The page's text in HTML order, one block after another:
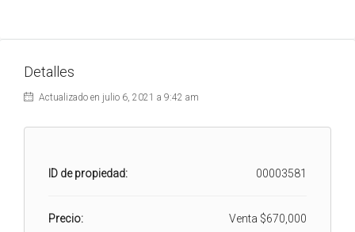
Detalles
Actualizado en julio 6, 2021 a 9:42 am
ID de propiedad: 00003581
Precio: Venta $670,000